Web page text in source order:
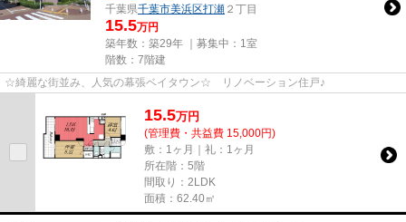
千葉県千葉市美浜区打瀬 ２丁目
15.5万円
築年数：築29年 ｜募集中： 1室
階数：7階建
☆綺麗な街並み、人気の幕張ベイタウン☆ リノベーション住戸♪
15.5万円
(管理費・共益費 15,000円)
敷：1ヶ月｜礼：1ヶ月
所在階：5階
間取り：2LDK
面積：62.40㎡